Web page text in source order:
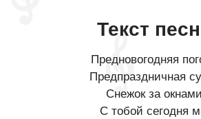
Текст
Предновогодняя
Предпраздничная
Снежок за окнами
С тобой сегодня